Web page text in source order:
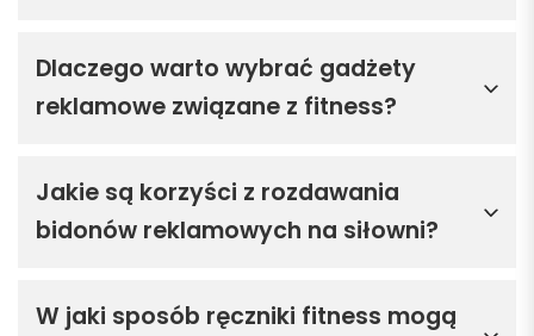
Dlaczego warto wybrać gadżety
reklamowe związane z fitness?
Jakie są korzyści z rozdawania
bidonów reklamowych na siłowni?
W jaki sposób ręczniki fitness mogą